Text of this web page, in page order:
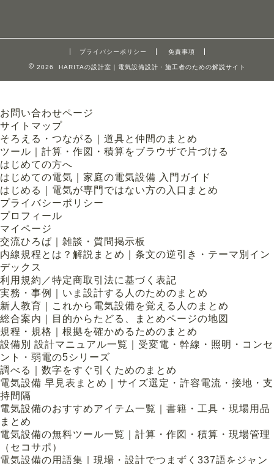
プライバシーポリシー 免責事項
2026 HARITAの設計室｜電気設備設計・施工者のための解説サイト
お問い合わせページ
サイトマップ
そろえる・つながる｜道具と仲間のまとめ
ツール｜計算・作図・積算をブラウザで片づける
はじめての方へ
はじめての電気｜家庭の電気設備 入門ガイド
はじめる｜電気が専門ではない方の入口まとめ
プライバシーポリシー
プロフィール
マイページ
交流ひろば｜雑談・質問掲示板
内線規程とは？解説まとめ｜条文の逆引き・テーマ別イン
デックス
利用規約／特定商取引法に基づく表記
実務・事例｜いま設計する人のためのまとめ
新人教育｜これから電気設備を覚える人のまとめ
総合案内｜目的からたどる、まとめページの地図
規程・規格｜根拠を確かめるためのまとめ
設備別 設計マニュアル一覧｜受変電・幹線・照明・コンセ
ント・弱電の5シリーズ
調べる｜数字をすぐ引くためのまとめ
電気設備 早見表まとめ｜サイズ選定・許容電流・接地・支
持間隔
電気設備のおすすめアイテム一覧｜書籍・工具・現場用品
まとめ
電気設備の無料ツール一覧｜計算・作図・積算・現場管理
（セコサポ）
電気設備の用語集｜現場・設計でつまずく337語をジャン